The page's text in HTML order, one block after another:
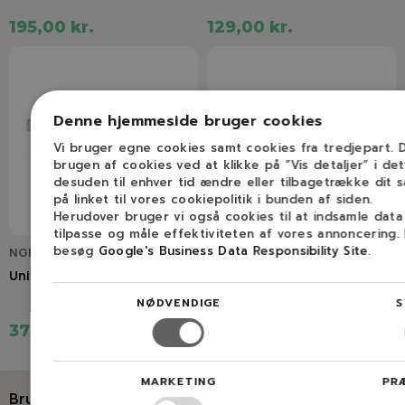
195,00 kr. 129,00 kr.
NGP2505022
Universal benzinfilter
37,50 kr.
NGP691035
Brug for hjælp?
Denne hjemmeside bruger cookies
Vi bruger egne cookies samt cookies fra tredjepart.
brugen af cookies ved at klikke på ”Vis detaljer” i
desuden til enhver tid ændre eller tilbagetrække dit
på linket til vores cookiepolitik i bunden af siden.
Herudover bruger vi også cookies til at indsamle
tilpasse og måle effektiviteten af vores annoncering.
besøg Google's Business Data Responsibility Site.
NØDVENDIGE
MARKETING